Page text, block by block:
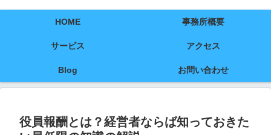
HOME 事務所概要
サービス アクセス
Blog お問い合わせ
役員報酬とは？経営者ならば知っておきた